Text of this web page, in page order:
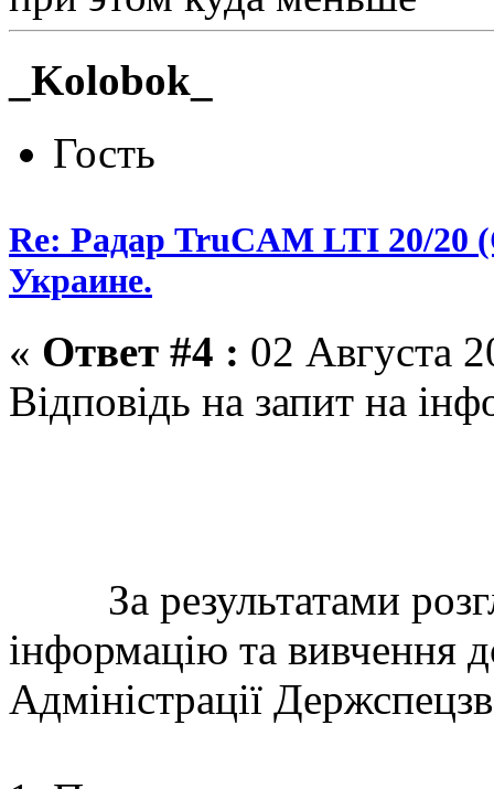
_Kolobok_
Гость
Re: Радар TruCAM LTI 20/
Украине.
« Ответ #4 : 02 Августа
Відповідь на запит на
За результатами
інформацію та вивчення
Адміністрації